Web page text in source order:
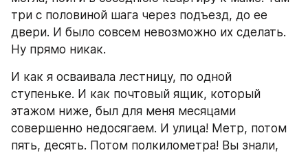
три с половиной шага через подъезд, до ее
двери. И было совсем невозможно их сделать.
Ну прямо никак.
И как я осваивала лестницу, по одной
ступеньке. И как почтовый ящик, который
этажом ниже, был для меня месяцами
совершенно недосягаем. И улица! Метр, потом
пять, десять. Потом полкилометра! Вы знали,